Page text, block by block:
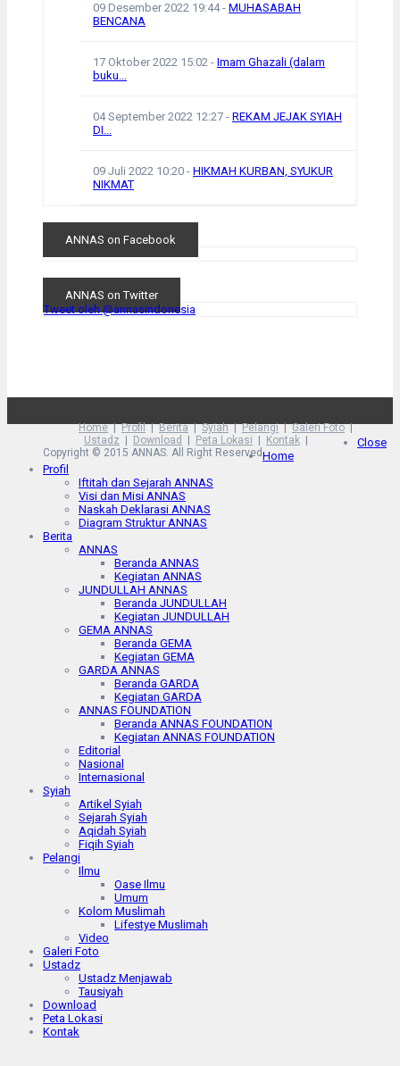
09 Desember 2022 19:44- MUHASABAH
BENCANA
17 Oktober 2022 15:02 - Imam Ghazali (dalam
buku...
04 September 2022 12:27 - REKAM JEJAK SYIAH
DI...
09 Juli 2022 10:20 - HIKMAH KURBAN, SYUKUR
NIKMAT
ANNAS on Facebook
ANNAS on Twitter
Tweet oleh @annasindonesia
Home Profil Berita Syiah Pelangi
Galeri Foto
Ustadz
Download Peta Lokasi
Kontak
Copyright © 2015 ANNAS. All Right Reserved
Close
Home
Profil
Iftitah dan Sejarah ANNAS
Visi dan Misi ANNAS
Naskah Deklarasi ANNAS
Diagram Struktur ANNAS
Berita
ANNAS
Beranda ANNAS
Kegiatan ANNAS
JUNDULLAH ANNAS
Beranda JUNDULLAH
Kegiatan JUNDULLAH
GEMA ANNAS
Beranda GEMA
Kegiatan GEMA
GARDA ANNAS
Beranda GARDA
Kegiatan GARDA
ANNAS FOUNDATION
Beranda ANNAS FOUNDATION
Kegiatan ANNAS FOUNDATION
Editorial
Nasional
Internasional
Syiah
Artikel Syiah
Sejarah Syiah
Aqidah Syiah
Fiqih Syiah
Pelangi
Ilmu
Oase Ilmu
Umum
Kolom Muslimah
Lifestye Muslimah
Video
Galeri Foto
Ustadz
Ustadz Menjawab
Tausiyah
Download
Peta Lokasi
Kontak